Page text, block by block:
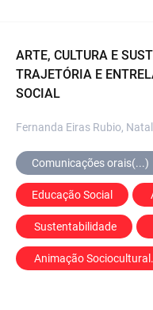
ARTE, CULTURA E
TRAJETÓRIA E
SOCIAL
Fernanda Eiras Rubio,
Comunicações orais(...)
Educação Social
Sustentabilidade
Animação Sociocultural.